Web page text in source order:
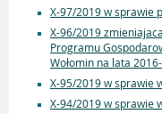
X-97/2019 w sprawie
X-96/2019
Programu
Wołomin na lata
X-95/2019 w sprawie
X-94/2019 w sprawie